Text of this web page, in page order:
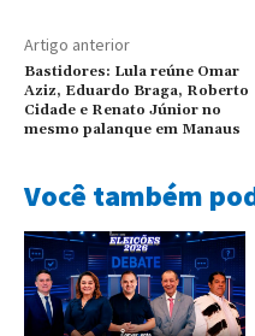
Artigo anterior
Bastidores: Lula reúne Omar
Aziz, Eduardo Braga, Roberto
Cidade e Renato Júnior no
mesmo palanque em Manaus
Você também